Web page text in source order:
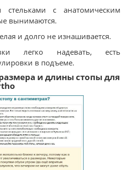
стельками с анатомическим
вынимаются.
и долго не изнашивается.
легко надевать, есть
в подъеме.
и длины стопы для